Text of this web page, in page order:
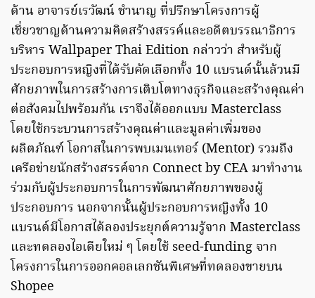
ด้าน อาจารย์เรวัฒน์ ชำนาญ ที่ปรึกษาโครงการผู้
เชี่ยวชาญด้านความคิดสร้างสรรค์และอดีตบรรณาธิการ
บริหาร Wallpaper Thai Edition กล่าวว่า สำหรับผู้
ประกอบการหญิงที่ได้รับคัดเลือกทั้ง 10 แบรนด์นั้นล้วนมี
ศักยภาพในการสร้างการเติบโตทางธุรกิจและสร้างคุณค่า
ต่อสังคมไปพร้อมกัน เราจึงได้ออกแบบ Masterclass
โดยใช้กระบวนการสร้างคุณค่าและมูลค่าเพิ่มของ
ผลิตภัณฑ์ โอกาสในการพบเมนเทอร์ (Mentor) รวมถึง
เครือข่ายนักสร้างสรรค์จาก Connect by CEA มาทำงาน
ร่วมกับผู้ประกอบการในการพัฒนาศักยภาพของผู้
ประกอบการ นอกจากนั้นผู้ประกอบการหญิงทั้ง 10
แบรนด์มีโอกาสได้ลองประยุกต์ความรู้จาก Masterclass
และทดลองไอเดียใหม่ ๆ โดยใช้ seed-funding จาก
โครงการในการออกคอลเลกชันพิเศษที่ทดลองขายบน
Shopee